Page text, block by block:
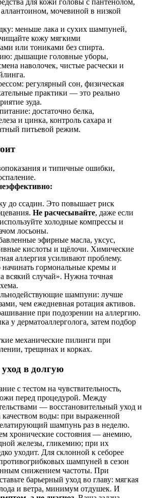
мочевиной в низкой
меньше лака и сухих шампуней,
кожу мягкими
или тониками без спирта.
дышащие головные уборы,
наволочек, чистые расчески и
регулярный сон, физическая
практики — это реально
зуда.
достаточно белка,
и цинка, контроль сахара и
питьевой режим.
и типичные ошибки,
до ссадин. Это повышает риск
Не расчесывайте, даже если
холодные компрессы и
лосьоны.
эфирные масла, уксус,
кислоты и щёлочи. Химические
аллергия усиливают проблему.
начинать гормональные кремы и
всякий случай». Нужна точная
шампуни: лучше
чем ежедневная ротация активов.
при подозрении на аллергию.
у дерматоаллерголога, затем подбор
механические пилинги при
трещинах и корках.
в долгую
с тестом на чувствительность,
перед процедурой. Между
— восстановительный уход и
качеством воды: при выраженной
шампунь раз в неделю.
хронические состояния — анемию,
железы, гликемию; при их
уходит. Для склонной к себорее
шампуней в сезон
снижением частоты. При
барьерный уход во главу: мягкая
и ветра, минимум отдушек. И